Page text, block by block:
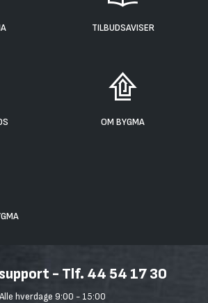
TILBUDSAVISER
OM BYGMA
- Tlf. 44 54 17 30
Alle hverdage 9:00 - 15:00